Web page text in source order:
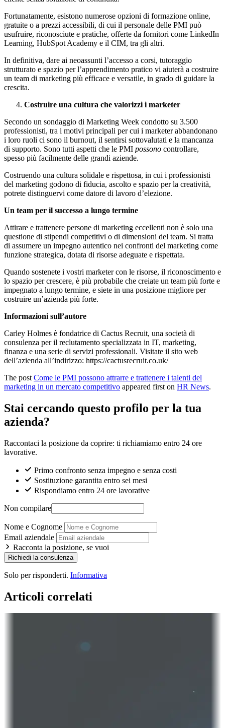
Fortunatamente, esistono numerose opzioni di formazione online,
gratuite o a prezzi accessibili, di cui il personale delle PMI può
usufruire, riconosciute e pratiche, offerte da fornitori come LinkedIn
Learning, HubSpot Academy e il CIM, tra gli altri.
In definitiva, dare ai neoassunti l’accesso a corsi, tutoraggio
strutturato e spazio per l’apprendimento pratico vi aiuterà a costruire
un team di marketing più efficace e versatile, in grado di guidare la
crescita.
Costruire una cultura che valorizzi i marketer
Secondo un sondaggio di Marketing Week condotto su 3.500
professionisti, tra i motivi principali per cui i marketer abbandonano
i loro ruoli ci sono il burnout, il sentirsi sottovalutati e la mancanza
di supporto. Sono tutti aspetti che le PMI possono controllare,
spesso più facilmente delle grandi aziende.
Costruendo una cultura solidale e rispettosa, in cui i professionisti
del marketing godono di fiducia, ascolto e spazio per la creatività,
potrete distinguervi come datore di lavoro d’elezione.
Un team per il successo a lungo termine
Attirare e trattenere persone di marketing eccellenti non è solo una
questione di stipendi competitivi o di dimensioni del team. Si tratta
di assumere un impegno autentico nei confronti del marketing come
funzione strategica, dotata di risorse adeguate e rispettata.
Quando sostenete i vostri marketer con le risorse, il riconoscimento e
lo spazio per crescere, è più probabile che creiate un team più forte e
impegnato a lungo termine, e siete in una posizione migliore per
costruire un’azienda più forte.
Informazioni sull’autore
Carley Holmes è fondatrice di Cactus Recruit, una società di
consulenza per il reclutamento specializzata in IT, marketing,
finanza e una serie di servizi professionali. Visitate il sito web
dell’azienda all’indirizzo: https://cactusrecruit.co.uk/
The post Come le PMI possono attrarre e trattenere i talenti del
marketing in un mercato competitivo appeared first on HR News.
Stai cercando questo profilo per la tua
azienda?
Raccontaci la posizione da coprire: ti richiamiamo entro 24 ore
lavorative.
Primo confronto senza impegno e senza costi
Sostituzione garantita entro sei mesi
Rispondiamo entro 24 ore lavorative
Non compilare
Nome e Cognome
Email aziendale
Racconta la posizione, se vuoi
Richiedi la consulenza
Solo per risponderti. Informativa
Articoli correlati